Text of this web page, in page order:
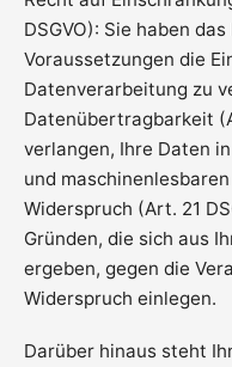
DSGVO): Sie haben
Voraussetzungen die
Datenverarbeitung zu
Datenübertragbarkeit
verlangen, Ihre Daten
und
Widerspruch (Art. 21
Gründen, die sich aus
ergeben, gegen die
Widerspruch einlegen.
Darüber hinaus steht